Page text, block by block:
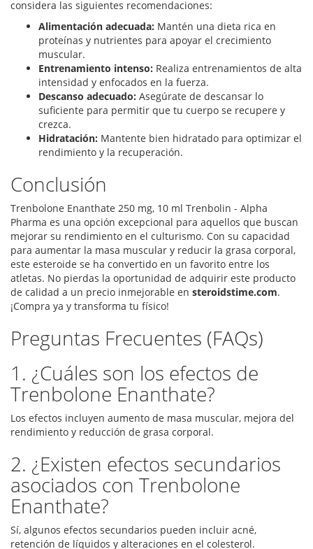
considera las siguientes recomendaciones:
Alimentación adecuada: Mantén una dieta rica en
proteínas y nutrientes para apoyar el crecimiento
muscular.
Entrenamiento intenso: Realiza entrenamientos de alta
intensidad y enfocados en la fuerza.
Descanso adecuado: Asegúrate de descansar lo
suficiente para permitir que tu cuerpo se recupere y
crezca.
Hidratación: Mantente bien hidratado para optimizar el
rendimiento y la recuperación.
Conclusión
Trenbolone Enanthate 250 mg, 10 ml Trenbolin - Alpha
Pharma es una opción excepcional para aquellos que buscan
mejorar su rendimiento en el culturismo. Con su capacidad
para aumentar la masa muscular y reducir la grasa corporal,
este esteroide se ha convertido en un favorito entre los
atletas. No pierdas la oportunidad de adquirir este producto
de calidad a un precio inmejorable en steroidstime.com.
¡Compra ya y transforma tu físico!
Preguntas Frecuentes (FAQs)
1. ¿Cuáles son los efectos de
Trenbolone Enanthate?
Los efectos incluyen aumento de masa muscular, mejora del
rendimiento y reducción de grasa corporal.
2. ¿Existen efectos secundarios
asociados con Trenbolone
Enanthate?
Sí, algunos efectos secundarios pueden incluir acné,
retención de líquidos y alteraciones en el colesterol.